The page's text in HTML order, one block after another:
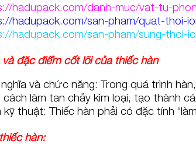
hadupack.com/danh-muc/vat-tu-
hadupack.com/san-pham/quat-thoi-
hadupack.com/san-pham/sung-thoi-
và đặc điểm cốt lõi của thiếc hàn
và chức năng: Trong quá trình
cách làm tan chảy kim loại, tạo thành
kỹ thuật: Thiếc hàn phải có đặc tính
hàn: